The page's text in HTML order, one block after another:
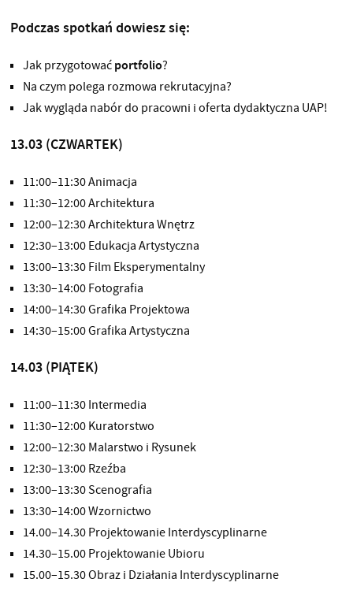
Podczas spotkań dowiesz się:
Jak przygotowaćportfolio?
Na czym polega rozmowa rekrutacyjna?
Jak wygląda nabór do pracowni i oferta dydaktyczna UAP!
13.03 (CZWARTEK)
11:00–11:30 Animacja
11:30–12:00 Architektura
12:00–12:30 Architektura Wnętrz
12:30–13:00 Edukacja Artystyczna
13:00–13:30 Film Eksperymentalny
13:30–14:00 Fotografia
14:00–14:30 Grafika Projektowa
14:30–15:00 Grafika Artystyczna
14.03 (PIĄTEK)
11:00–11:30 Intermedia
11:30–12:00 Kuratorstwo
12:00–12:30 Malarstwo i Rysunek
12:30–13:00 Rzeźba
13:00–13:30 Scenografia
13:30–14:00 Wzornictwo
14.00–14.30 Projektowanie Interdyscyplinarne
14.30–15.00 Projektowanie Ubioru
15.00–15.30 Obraz i Działania Interdyscyplinarne